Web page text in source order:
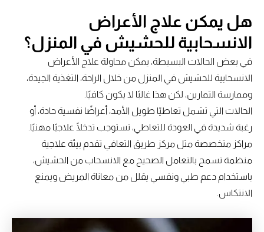
هل يمكن علاج الأعراض
الانسحابية للحشيش في المنزل؟
في بعض الحالات البسيطة، يمكن محاولة علاج الأعراض
الانسحابية للحشيش في المنزل من خلال الراحة، التغذية الجيدة،
وممارسة التمارين، لكن هذا غالبًا لا يكون كافيًا.
الحالات التي تشمل تعاطيًا طويل الأمد، أعراضًا نفسية حادة، أو
رغبة شديدة في العودة للتعاطي، تستوجب تدخلًا علاجيًا مهنيًا.
مراكز متخصصة مثل مركز طريق التعافي تقدم بيئة علاجية
منظمة تسمح بالتعامل الصحيح مع الانسحاب من الحشيش،
باستخدام دعم طبي ونفسي يقلل من معاناة المريض ويمنع
الانتكاس.